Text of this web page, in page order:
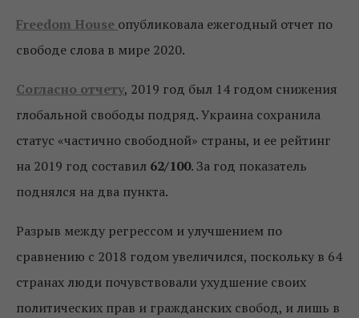
Freedom House опубликовала ежегодный отчет по
свободе слова в мире 2020.
Согласно отчету, 2019 год был 14 годом снижения
глобальной свободы подряд. Украина сохранила
статус «частично свободной» страны, и ее рейтинг
на 2019 год составил 62/100. За год показатель
поднялся на два пункта.
Разрыв между регрессом и улучшением по
сравнению с 2018 годом увеличился, поскольку в 64
странах люди почувствовали ухудшение своих
политических прав и гражданских свобод, и лишь в